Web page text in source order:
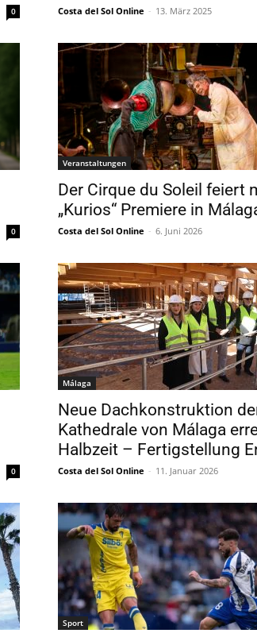
0 Costa del Sol Online - 13. März 2025
0
Veranstaltungen
Der Cirque du Soleil feiert
„Kurios“ Premiere in
Costa del Sol Online - 6. Juni 2026
0
Málaga
Neue Dachkonstruktion
Kathedrale von Málaga
Halbzeit – Fertigstellung
Costa del Sol Online - 11. Januar 2026
Sport